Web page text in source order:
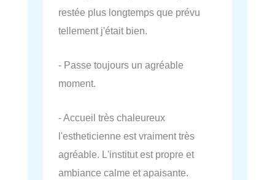
restée plus longtemps que prévu
tellement j'était bien.
- Passe toujours un agréable
moment.
- Accueil très chaleureux
l'estheticienne est vraiment très
agréable. L'institut est propre et
ambiance calme et apaisante.